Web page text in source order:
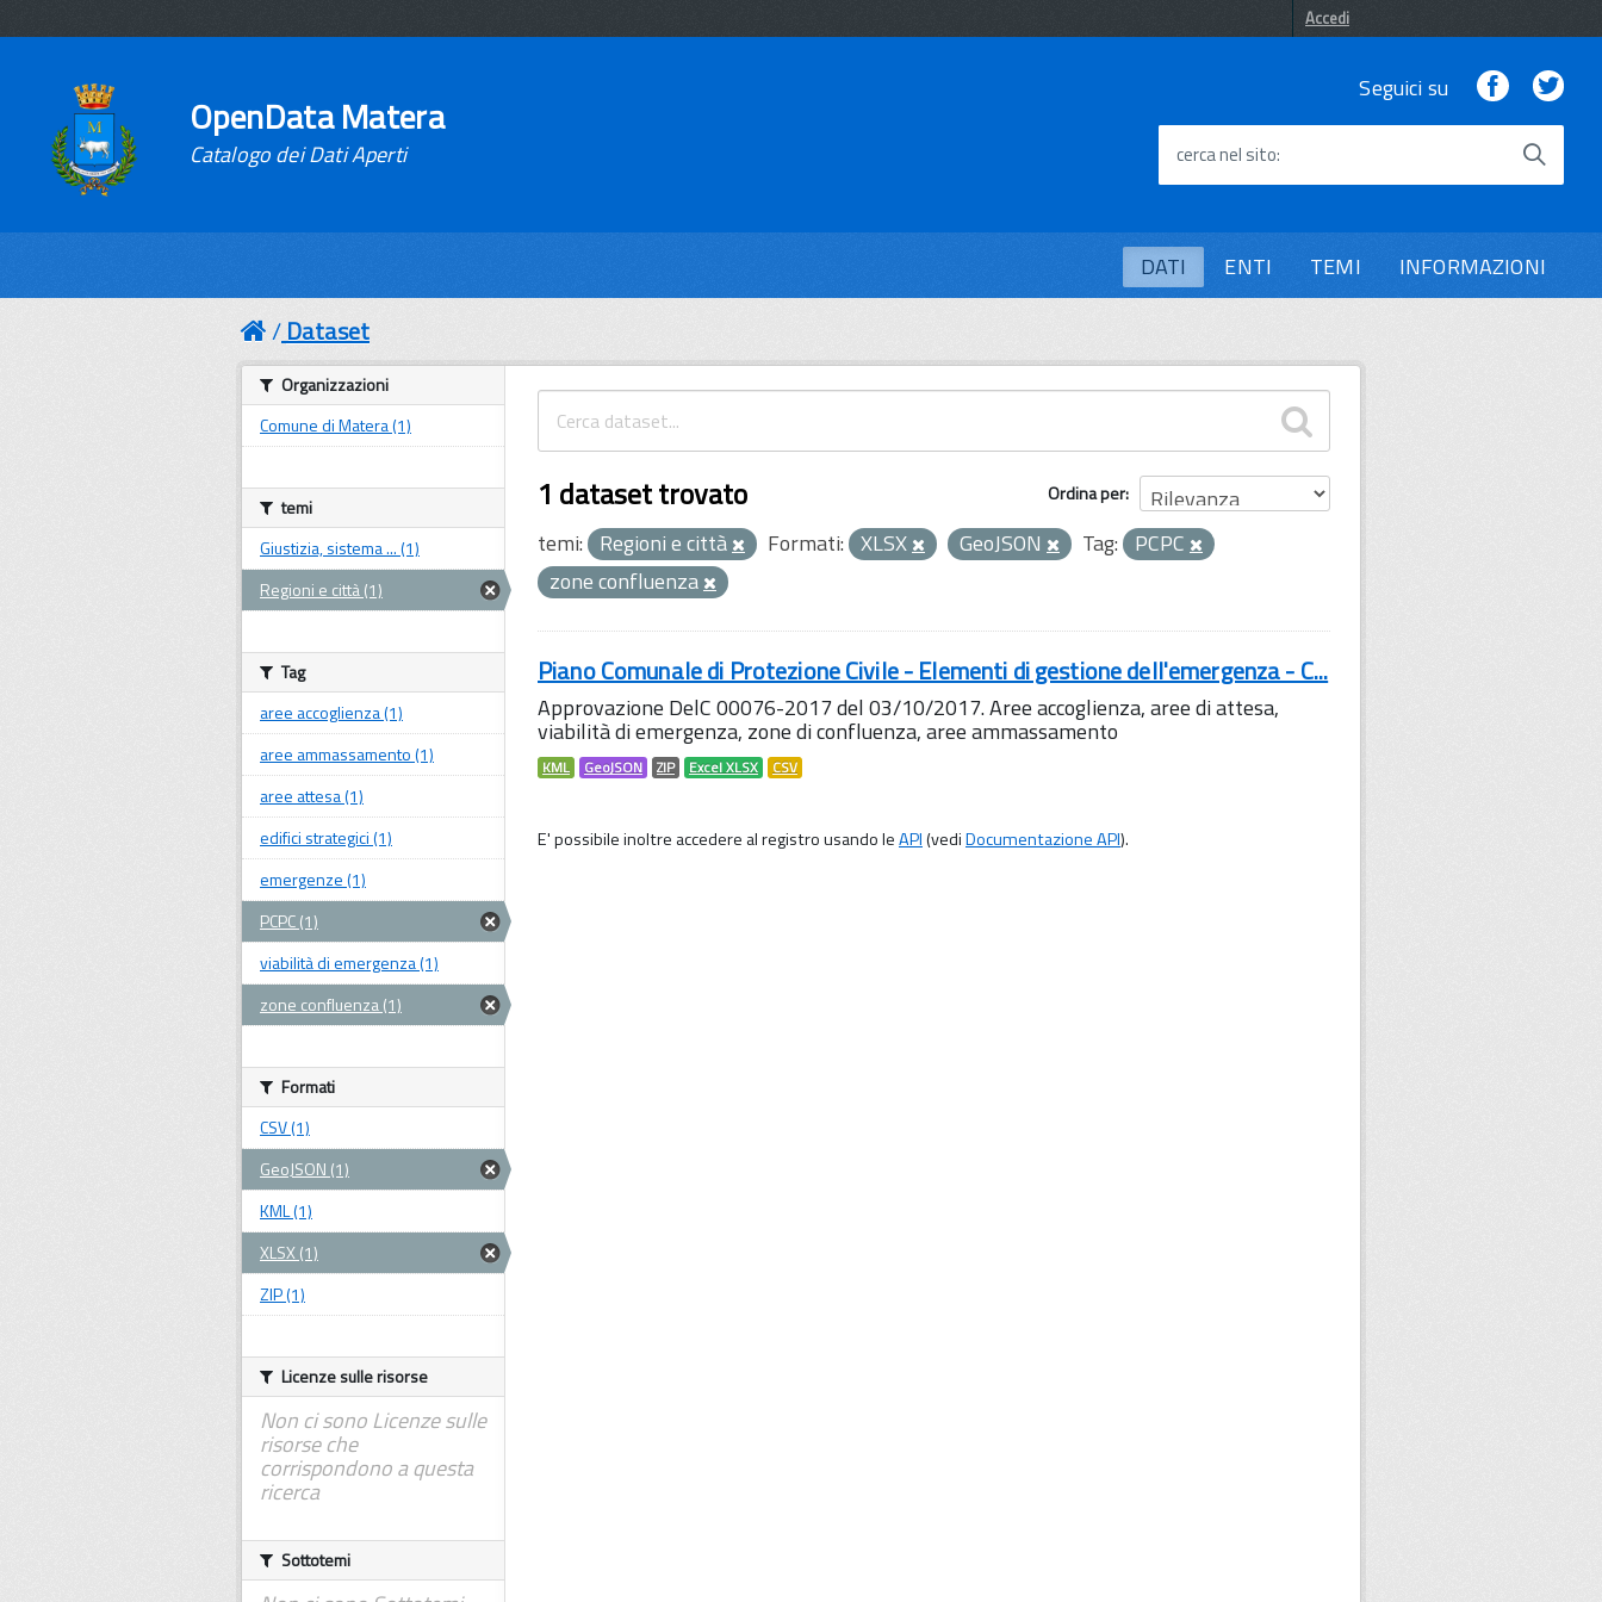
Accedi
OpenData Matera
Catalogo dei Dati Aperti
Seguici su Facebook
cerca nel sito
DATI ENTI TEMI INFORMAZIONI
Dataset
Ordina per
1 dataset trovato
temi: Regioni e città Formati: XLSX GeoJSON Tag: PCPC
zone confluenza
Piano Comunale di Protezione Civile - Elementi di gestione dell'emergenza - C...
Approvazione DelC 00076-2017 del 03/10/2017. Aree accoglienza, aree di attesa,
viabilità di emergenza, zone di confluenza, aree ammassamento
KML GeoJSON ZIP Excel XLSX CSV
E' possibile inoltre accedere al registro usando leAPI(vediDocumentazione API).
Organizzazioni
Comune di Matera (1)
temi
Giustizia, sistema ... (1)
Regioni e città (1)
Tag
aree accoglienza (1)
aree ammassamento (1)
aree attesa (1)
edifici strategici (1)
emergenze (1)
PCPC (1)
viabilità di emergenza (1)
zone confluenza (1)
Formati
CSV (1)
GeoJSON (1)
KML (1)
XLSX (1)
ZIP (1)
Licenze sulle risorse
Non ci sono Licenze sulle
risorse che
corrispondono a questa
ricerca
Sottotemi